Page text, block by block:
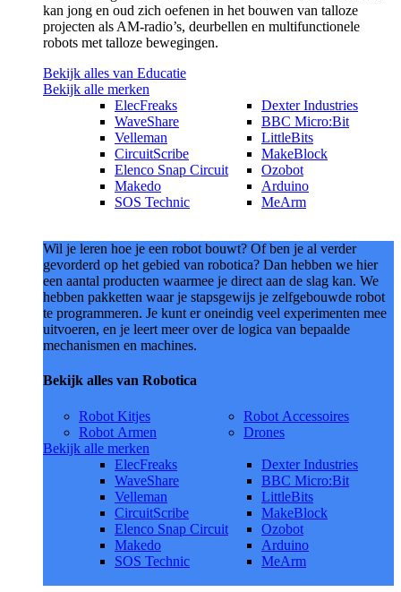
kan jong en oud zich oefenen in het bouwen van talloze
projecten als AM-radio’s, deurbellen en multifunctionele
robots met talloze bewegingen.
Bekijk alles van Educatie
Bekijk alle merken
ElecFreaks
WaveShare
Velleman
CircuitScribe
Elenco Snap Circuit
Makedo
SOS Technic
Dexter Industries
BBC Micro:Bit
LittleBits
MakeBlock
Ozobot
Arduino
MeArm
Wil je leren hoe je een robot bouwt? Of ben je al verder
gevorderd op het gebied van robotica? Dan hebben we hier
een aantal producten waarmee je direct aan de slag kan. We
hebben pakketten waar je stapsgewijs je zelfgebouwde robot
te programmeren. Je kunt er oneindig veel experimenten mee
uitvoeren, en je leert meer over de logica van bepaalde
mechanismen en machines.
Bekijk alles van Robotica
Robot Kitjes
Robot Armen
Robot Accessoires
Drones
Bekijk alle merken
ElecFreaks
WaveShare
Velleman
CircuitScribe
Elenco Snap Circuit
Makedo
SOS Technic
Dexter Industries
BBC Micro:Bit
LittleBits
MakeBlock
Ozobot
Arduino
MeArm